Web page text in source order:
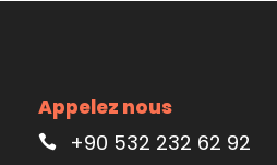
Appelez nous
+90 532 232 62 92